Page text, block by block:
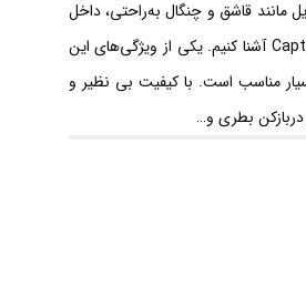
مانند قاشق و چنگال به‌راحتی، داخل
سبد جا می‌شوند و فضای کمی را اشغال می‌کنند. حالا فکر کنید که این وسایل بسیار مهم، قابلیت جمع‌شدن داشته باشند. در اینجا می‌خواهیم شما را با قاشق چنگال مسافرتی Captain Stag آشنا کنیم. یکی از ویژگی‌های این
مناسب است. با کیفیت بی نظیر و
بطری و…